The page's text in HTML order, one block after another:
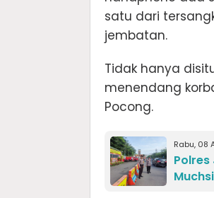
satu dari
jembatan.
Tidak hanya
menendang
Pocong.
Rabu, 08
Polres